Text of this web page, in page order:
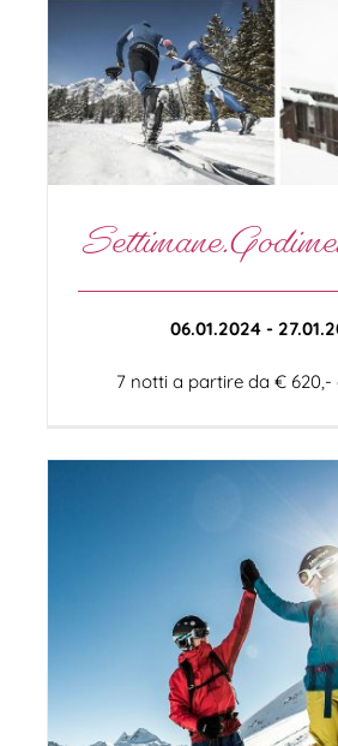
06.01.2024 -
7 notti a partire da € 620,-